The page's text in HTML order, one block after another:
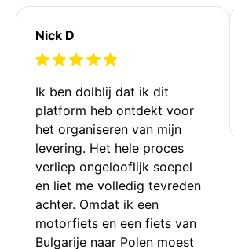
Nick D
Ik ben dolblij dat ik dit
platform heb ontdekt voor
het organiseren van mijn
levering. Het hele proces
verliep ongelooflijk soepel
en liet me volledig tevreden
achter. Omdat ik een
motorfiets en een fiets van
Bulgarije naar Polen moest